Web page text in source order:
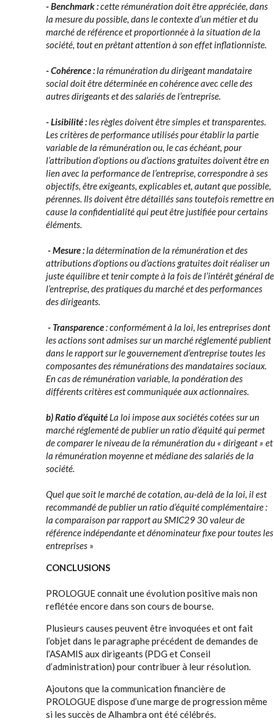
- Benchmark :cette rémunération doit être appréciée, dans
la mesure du possible, dans le contexte d’un métier et du
marché de référence et proportionnée à la situation de la
société, tout en prêtant attention à son effet inflationniste.
- Cohérence :la rémunération du dirigeant mandataire
social doit être déterminée en cohérence avec celle des
autres dirigeants et des salariés de l’entreprise.
- Lisibilité :les règles doivent être simples et transparentes.
Les critères de performance utilisés pour établir la partie
variable de la rémunération ou, le cas échéant, pour
l’attribution d’options ou d’actions gratuites doivent être en
lien avec la performance de l’entreprise, correspondre à ses
objectifs, être exigeants, explicables et, autant que possible,
pérennes. Ils doivent être détaillés sans toutefois remettre en
cause la confidentialité qui peut être justifiée pour certains
éléments.
- Mesure :la détermination de la rémunération et des
attributions d’options ou d’actions gratuites doit réaliser un
juste équilibre et tenir compte à la fois de l’intérêt général de
l’entreprise, des pratiques du marché et des performances
des dirigeants.
- Transparence: conformément à la loi, les entreprises dont
les actions sont admises sur un marché réglementé publient
dans le rapport sur le gouvernement d’entreprise toutes les
composantes des rémunérations des mandataires sociaux.
En cas de rémunération variable, la pondération des
différents critères est communiquée aux actionnaires.
b) Ratio d’équité La loi impose aux sociétés cotées sur un
marché réglementé de publier un ratio d’équité qui permet
de comparer le niveau de la rémunération du « dirigeant » et
la rémunération moyenne et médiane des salariés de la
société.
Quel que soit le marché de cotation, au-delà de la loi, il est
recommandé de publier un ratio d’équité complémentaire :
la comparaison par rapport au SMIC29 30 valeur de
référence indépendante et dénominateur fixe pour toutes les
entreprises »
CONCLUSIONS
PROLOGUE connait une évolution positive mais non
reflétée encore dans son cours de bourse.
Plusieurs causes peuvent être invoquées et ont fait
l’objet dans le paragraphe précédent de demandes de
l’ASAMIS aux dirigeants (PDG et Conseil
d’administration) pour contribuer à leur résolution.
Ajoutons que la communication financière de
PROLOGUE dispose d’une marge de progression même
si les succès de Alhambra ont été célébrés.